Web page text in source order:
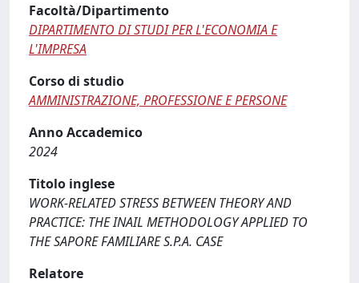
Facoltà/Dipartimento
DIPARTIMENTO DI STUDI PER L'ECONOMIA E
L'IMPRESA
Corso di studio
AMMINISTRAZIONE, PROFESSIONE E PERSONE
Anno Accademico
2024
Titolo inglese
WORK-RELATED STRESS BETWEEN THEORY AND
PRACTICE: THE INAIL METHODOLOGY APPLIED TO
THE SAPORE FAMILIARE S.P.A. CASE
Relatore